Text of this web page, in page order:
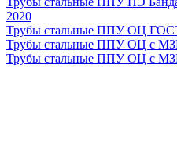
2020
Трубы стальные ППУ ОЦ
Трубы стальные ППУ ОЦ с
Трубы стальные ППУ ОЦ с